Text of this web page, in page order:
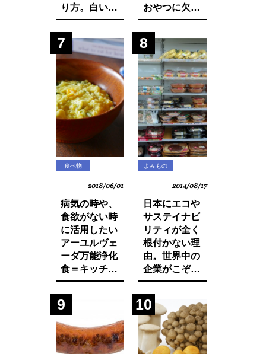
り方。白い食
材でカラダを
養おう。
おやつに欠か
せないシリア
ルから大量の
発がん性物質
グリホサート
が検出！
7
食べ物
2018/06/01
病気の時や、
食欲がない時
に活用したい
アーユルヴェ
ーダ万能浄化
食＝キッチャ
リーの作り方
8
よみもの
2014/08/17
日本にエコや
サステイナビ
リティが全く
根付かない理
由。世界中の
企業がこぞっ
て取り組む
SDGsへの遅
れ。それは日
本人・日本企
業と政府の意
識の低さにあ
9 10